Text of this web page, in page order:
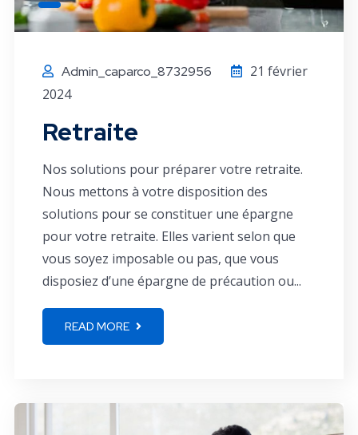
Admin_caparco_8732956
21 février
2024
Retraite
Nos solutions pour préparer votre retraite.
Nous mettons à votre disposition des
solutions pour se constituer une épargne
pour votre retraite. Elles varient selon que
vous soyez imposable ou pas, que vous
disposiez d’une épargne de précaution ou...
READ MORE